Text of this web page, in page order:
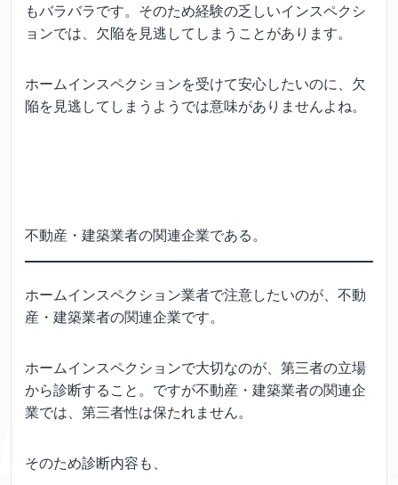
もバラバラです。そのため経験の乏しいインスペクシ
ョンでは、欠陥を見逃してしまうことがあります。
ホームインスペクションを受けて安心したいのに、欠
陥を見逃してしまうようでは意味がありませんよね。
不動産・建築業者の関連企業である。
ホームインスペクション業者で注意したいのが、不動
産・建築業者の関連企業です。
ホームインスペクションで大切なのが、第三者の立場
から診断すること。ですが不動産・建築業者の関連企
業では、第三者性は保たれません。
そのため診断内容も、